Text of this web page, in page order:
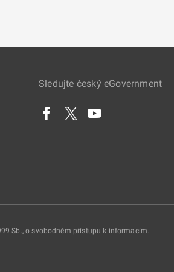
Sledujte český eGovernment
Sb., o svobodném přístupu k informacím.